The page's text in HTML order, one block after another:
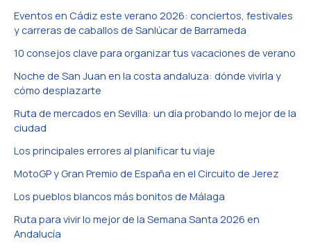
Eventos en Cádiz este verano 2026: conciertos, festivales
y carreras de caballos de Sanlúcar de Barrameda
10 consejos clave para organizar tus vacaciones de verano
Noche de San Juan en la costa andaluza: dónde vivirla y
cómo desplazarte
Ruta de mercados en Sevilla: un día probando lo mejor de la
ciudad
Los principales errores al planificar tu viaje
MotoGP y Gran Premio de España en el Circuito de Jerez
Los pueblos blancos más bonitos de Málaga
Ruta para vivir lo mejor de la Semana Santa 2026 en
Andalucía